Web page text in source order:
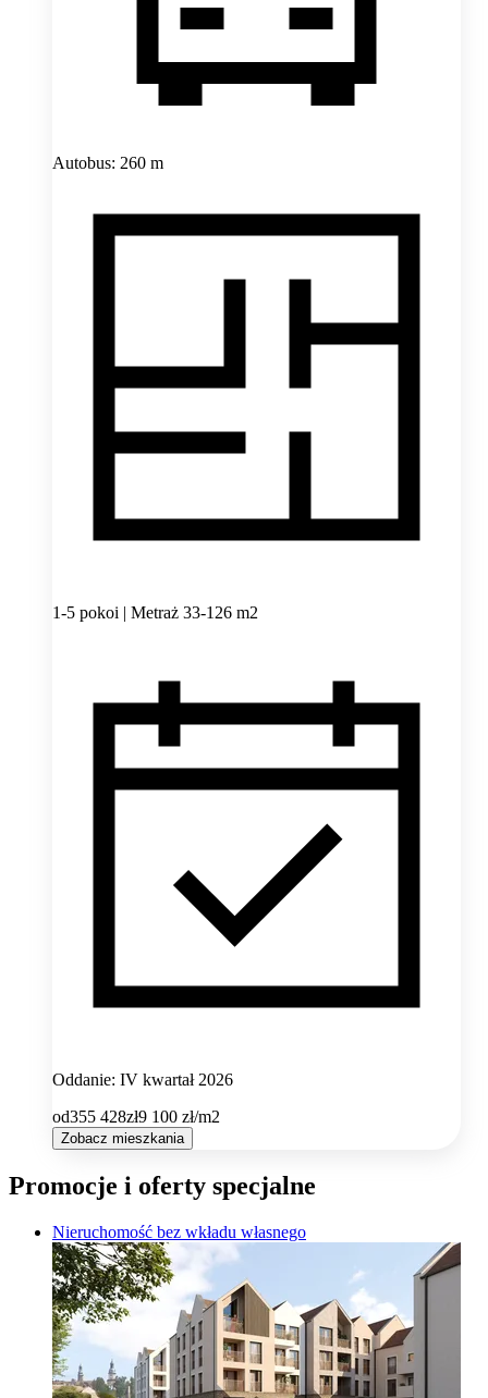
Autobus: 260 m
1-5 pokoi | Metraż 33-126 m2
Oddanie: IV kwartał 2026
od355 428zł9 100 zł/m2
Zobacz mieszkania
Promocje i oferty specjalne
Nieruchomość bez wkładu własnego